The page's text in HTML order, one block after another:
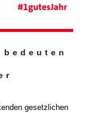
gesetzlichen